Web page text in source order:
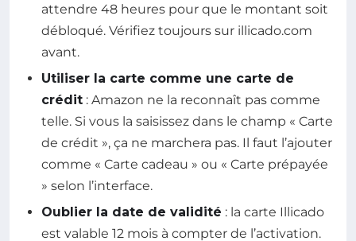
attendre 48 heures pour que le montant soit
débloqué. Vérifiez toujours sur illicado.com
avant.
Utiliser la carte comme une carte de
crédit : Amazon ne la reconnaît pas comme
telle. Si vous la saisissez dans le champ « Carte
de crédit », ça ne marchera pas. Il faut l’ajouter
comme « Carte cadeau » ou « Carte prépayée
» selon l’interface.
Oublier la date de validité : la carte Illicado
est valable 12 mois à compter de l’activation.